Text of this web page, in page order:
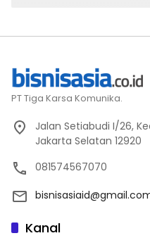
PT Tiga Karsa Komunika.
Jalan Setiabudi I/26,
Jakarta Selatan 12920
081574567070
Kanal